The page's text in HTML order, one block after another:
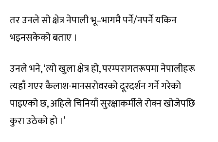
तर उनले सो क्षेत्र नेपाली भू–भागमै पर्ने/नपर्ने यकिन
भइनसकेको बताए ।
उनले भने, ‘त्यो खुला क्षेत्र हो, परम्परागतरूपमा नेपालीहरू
त्यहाँ गएर कैलाश-मानसरोवरको दूरदर्शन गर्ने गरेको
पाइएको छ, अहिले चिनियाँ सुरक्षाकर्मीले रोक्न खोजेपछि
कुरा उठेको हो ।’